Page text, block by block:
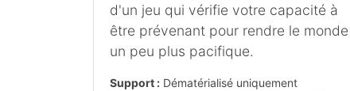
d'un jeu qui vérifie votre capacité à
être prévenant pour rendre le monde
un peu plus pacifique.
Support : Dématérialisé uniquement